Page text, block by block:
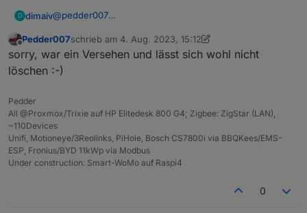
D dimaiv@pedder007
stoppen. Dann kann, eigentlich, nix mehr schief gehen.
Wie ist euer Zigbee Firmware Stand?
Pedder007schrieb am 4. Aug. 2023, 15:12
zuletzt editiert von Pedder0078. Apr. 2023, 17:13
sorry, war ein Versehen und lässt sich wohl nicht
löschen :-)
Pedder
All @Proxmox/Trixie auf HP Elitedesk 800 G4; Zigbee: ZigStar (LAN),
~110Devices
Unifi, Motioneye/3Reolinks, PiHole, Bosch CS7800i via BBQKees/EMS-
ESP, Fronius/BYD 11kWp via Modbus
Under construction: Smart-WoMo auf Raspi4
0